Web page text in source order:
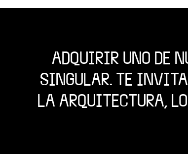
ADQUIRIR UNO DE
SINGULAR. TE
LA ARQUITECTURA,